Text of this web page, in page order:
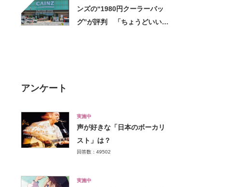
ンズの“1980円クーラーバッ
グ”が評判 「ちょうどいい大
アンケート
実施中
声が好きな「日本のボーカリ
スト」は？
回答数：49502
実施中